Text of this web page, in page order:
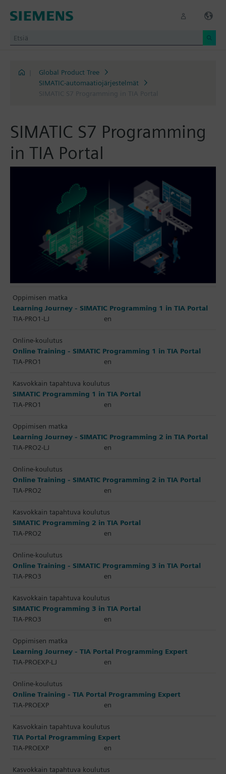
Global Product Tree
SIMATIC-automaatiojärjestelmät
SIMATIC S7 Programming in TIA Portal
SIMATIC S7 Programming
in TIA Portal
Oppimisen matka
Learning Journey - SIMATIC Programming 1 in TIA Portal
TIA-PRO1-LJ
en
Online-koulutus
Online Training - SIMATIC Programming 1 in TIA Portal
TIA-PRO1
en
Kasvokkain tapahtuva koulutus
SIMATIC Programming 1 in TIA Portal
TIA-PRO1
en
Oppimisen matka
Learning Journey - SIMATIC Programming 2 in TIA Portal
TIA-PRO2-LJ
en
Online-koulutus
Online Training - SIMATIC Programming 2 in TIA Portal
TIA-PRO2
en
Kasvokkain tapahtuva koulutus
SIMATIC Programming 2 in TIA Portal
TIA-PRO2
en
Online-koulutus
Online Training - SIMATIC Programming 3 in TIA Portal
TIA-PRO3
en
Kasvokkain tapahtuva koulutus
SIMATIC Programming 3 in TIA Portal
TIA-PRO3
en
Oppimisen matka
Learning Journey - TIA Portal Programming Expert
TIA-PROEXP-LJ
en
Online-koulutus
Online Training - TIA Portal Programming Expert
TIA-PROEXP
en
Kasvokkain tapahtuva koulutus
TIA Portal Programming Expert
TIA-PROEXP
en
Kasvokkain tapahtuva koulutus